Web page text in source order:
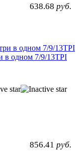
638.68 руб.
в одном 7/9/13TPI
856.41 руб.